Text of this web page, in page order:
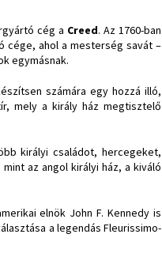
cég a Creed. Az 1760-ban
cége, ahol a mesterség savát –
egymásnak.
számára egy hozzá illó,
mely a király ház megtisztelő
királyi családot, hercegeket,
az angol királyi ház, a kiváló
elnök John F. Kennedy is
a legendás Fleurissimo-